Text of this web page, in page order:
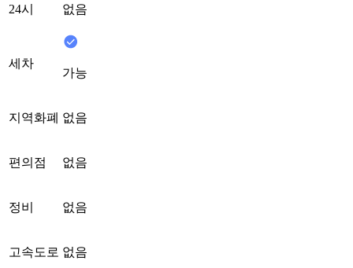
24시 없음
세차
가능
지역화폐 없음
편의점 없음
정비 없음
고속도로 없음